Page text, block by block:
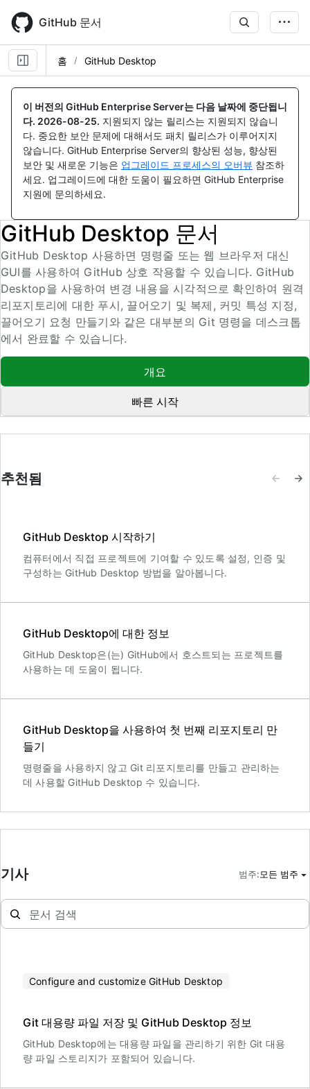
main
content
GitHub 문서
홈 GitHub Desktop
이 버전의 GitHub Enterprise Server는 다음 날짜에 중단됩니
다. 2026-08-25. 지원되지 않는 릴리스는 지원되지 않습니
다. 중요한 보안 문제에 대해서도 패치 릴리스가 이루어지지
않습니다. GitHub Enterprise Server의 향상된 성능, 향상된
보안 및 새로운 기능은 업그레이드 프로세스의 오버뷰 참조하
세요. 업그레이드에 대한 도움이 필요하면 GitHub Enterprise
지원에 문의하세요.
GitHub Desktop 문서
GitHub Desktop 사용하면 명령줄 또는 웹 브라우저 대신
GUI를 사용하여 GitHub 상호 작용할 수 있습니다. GitHub
Desktop을 사용하여 변경 내용을 시각적으로 확인하여 원격
리포지토리에 대한 푸시, 끌어오기 및 복제, 커밋 특성 지정,
끌어오기 요청 만들기와 같은 대부분의 Git 명령을 데스크톱
에서 완료할 수 있습니다.
개요
빠른 시작
추천됨
GitHub Desktop 시작하기
컴퓨터에서 직접 프로젝트에 기여할 수 있도록 설정, 인증 및
구성하는 GitHub Desktop 방법을 알아봅니다.
GitHub Desktop에 대한 정보
GitHub Desktop은(는) GitHub에서 호스트되는 프로젝트를
사용하는 데 도움이 됩니다.
GitHub Desktop을 사용하여 첫 번째 리포지토리 만
들기
명령줄을 사용하지 않고 Git 리포지토리를 만들고 관리하는
데 사용할 GitHub Desktop 수 있습니다.
기사 범주:모든 범주
Configure and customize GitHub Desktop
Git 대용량 파일 저장 및 GitHub Desktop 정보
GitHub Desktop에는 대용량 파일을 관리하기 위한 Git 대용
량 파일 스토리지가 포함되어 있습니다.